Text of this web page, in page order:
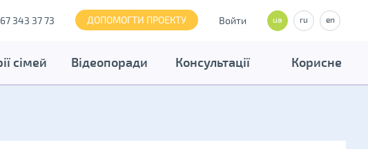
343 37 73 ДОПОМОГТИ ПРОЕКТУ Войти ua ru en
сімей Відеопоради Консультації Корисне